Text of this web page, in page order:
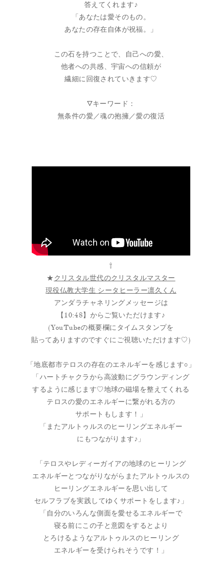
答えてくれます♪
「あなたは愛そのもの。
あなたの存在自体が祝福。」
この石を持つことで、自己への愛、
他者への共感、宇宙への信頼が
繊細に回復されていきます♡
🜄キーワード：
無条件の愛／魂の抱擁／愛の復活
⇧
★クリスタル世代のクリスタルマスター
現役仏教大学生 シータヒーラー凛久くん
アンダラチャネリングメッセージは
【10:48】からご覧いただけます♪
(YouTubeの概要欄にタイムスタンプを
貼ってありますのですぐにご視聴いただけます♡)
「地底都市テロスの存在のエネルギーを感じます○」
「ハートチャクラから高波動にグラウンディング
するように感じます♡地球の磁場を整えてくれる
テロスの愛のエネルギーに繋がれる方の
サポートもします！」
「またアルトゥルスのヒーリングエネルギー
にもつながります♪」
「テロスやレディーガイアの地球のヒーリング
エネルギーとつながりながらまたアルトゥルスの
ヒーリングエネルギーを思い出して
セルフラブを実践してゆくサポートをします♪」
「自分のいろんな側面を愛せるエネルギーで
寝る前にこの子と意図をするとより
とろけるようなアルトゥルスのヒーリング
エネルギーを受けられそうです！」